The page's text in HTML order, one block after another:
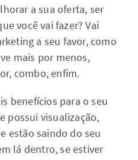
a sua oferta, ser
você vai fazer? Vai
a seu favor, como
mais por menos,
combo, enfim.
benefícios para o seu
possui visualização,
estão saindo do seu
lá dentro, se estiver